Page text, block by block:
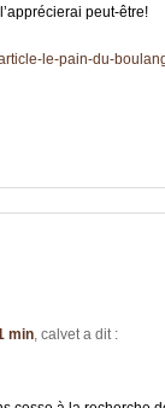
peut-être!
le-pain-du-
min, calvet a dit :